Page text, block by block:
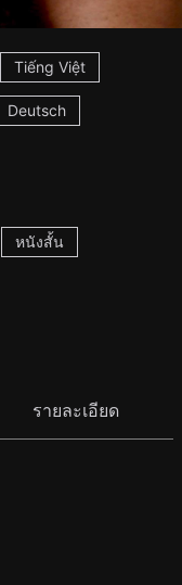
Tiếng Việt
Deutsch
หนังสั้น
รายละเอียด